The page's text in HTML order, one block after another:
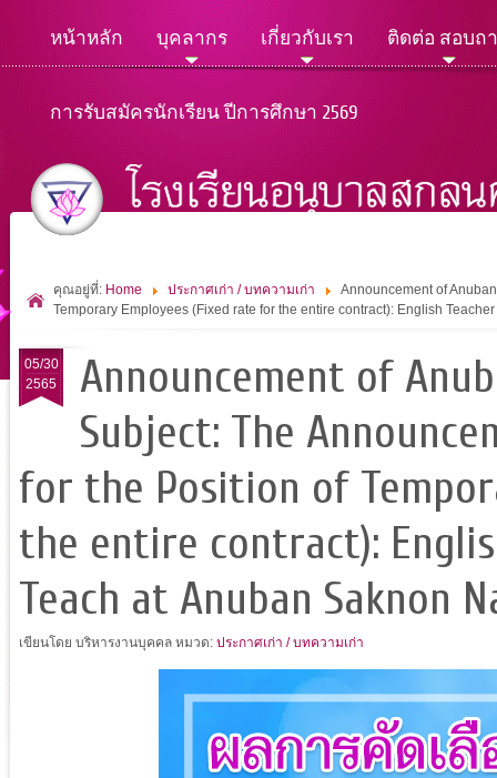
หน้าหลัก บุคลากร เกี่ยวกับเรา ติดต่อ สอบถ
การรับสมัครนักเรียน ปีการศึกษา 2569
คุณอยู่ที่: Home ประกาศเก่า / บทความเก่า
Announcement of
Temporary Employees (Fixed rate for the entire contract): English
05/30
2565
Announcement of
Subject: The
for the Position of
the entire contract):
Teach at Anuban Saknon
เขียนโดย บริหารงานบุคคล หมวด: ประกาศเก่า / บทความเก่า